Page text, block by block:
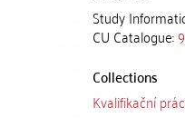
Study
CU Catalogue:
Collections
Kvalifikační